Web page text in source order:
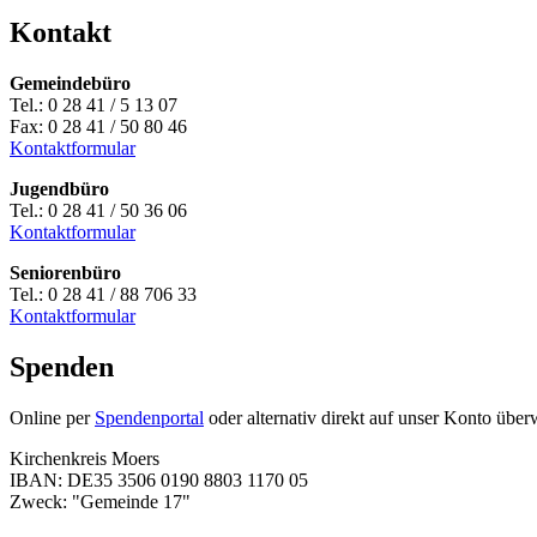
Kontakt
Gemeindebüro
Tel.: 0 28 41 / 5 13 07
Fax: 0 28 41 / 50 80 46
Kontaktformular
Jugendbüro
Tel.: 0 28 41 / 50 36 06
Kontaktformular
Seniorenbüro
Tel.: 0 28 41 / 88 706 33
Kontaktformular
Spenden
Online per Spendenportal oder alternativ direkt auf unser Konto
Kirchenkreis Moers
IBAN: DE35 3506 0190 8803 1170 05
Zweck: "Gemeinde 17"